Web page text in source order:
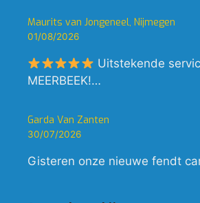
Maurits van Jongeneel, Nijmegen
01/08/2026
Uitstekende
MEERBEEK!…
Garda Van Zanten
30/07/2026
Gisteren onze nieuwe fendt